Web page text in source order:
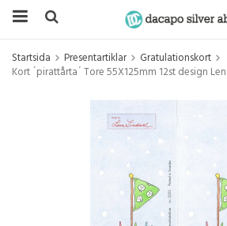
Startsida Presentartiklar
Gratulationskort
Kort ´pirattårta´ Tore 55X125mm 12st design